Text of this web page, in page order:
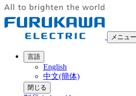
メニュ
言語
English
中文(簡体)
閉じる